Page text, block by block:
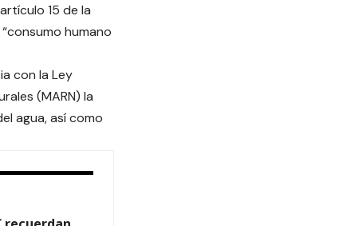
15 de la
humano
con la Ley
(MARN) la
agua, así como